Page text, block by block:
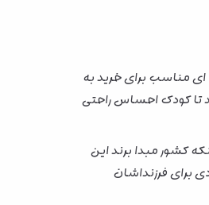
مناسب برای خرید به
تا کودک احساس راحتی
کشور مبدا برند این
برای فرزنداشان